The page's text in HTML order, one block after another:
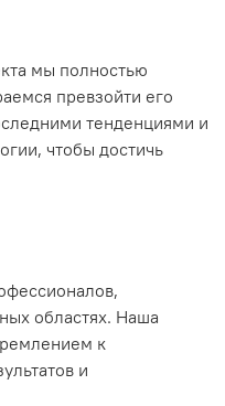
мы полностью
превзойти его
тенденциями и
чтобы достичь
областях. Наша
к
и